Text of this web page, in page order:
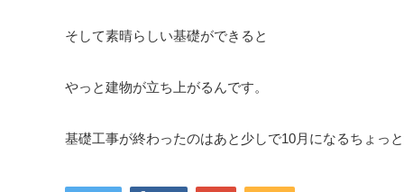
そして素晴らしい基礎ができると
やっと建物が立ち上がるんです。
基礎工事が終わったのはあと少しで10月になるちょっ